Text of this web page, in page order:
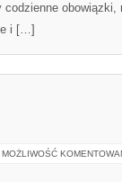
i […]
MOŻLIWOŚĆ